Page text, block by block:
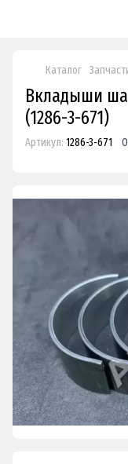
Каталог
Вкладыши
(1286-3-671)
Артикул: 1286-3-671